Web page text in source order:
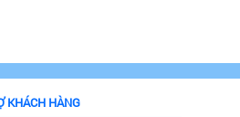
KHÁCH HÀNG